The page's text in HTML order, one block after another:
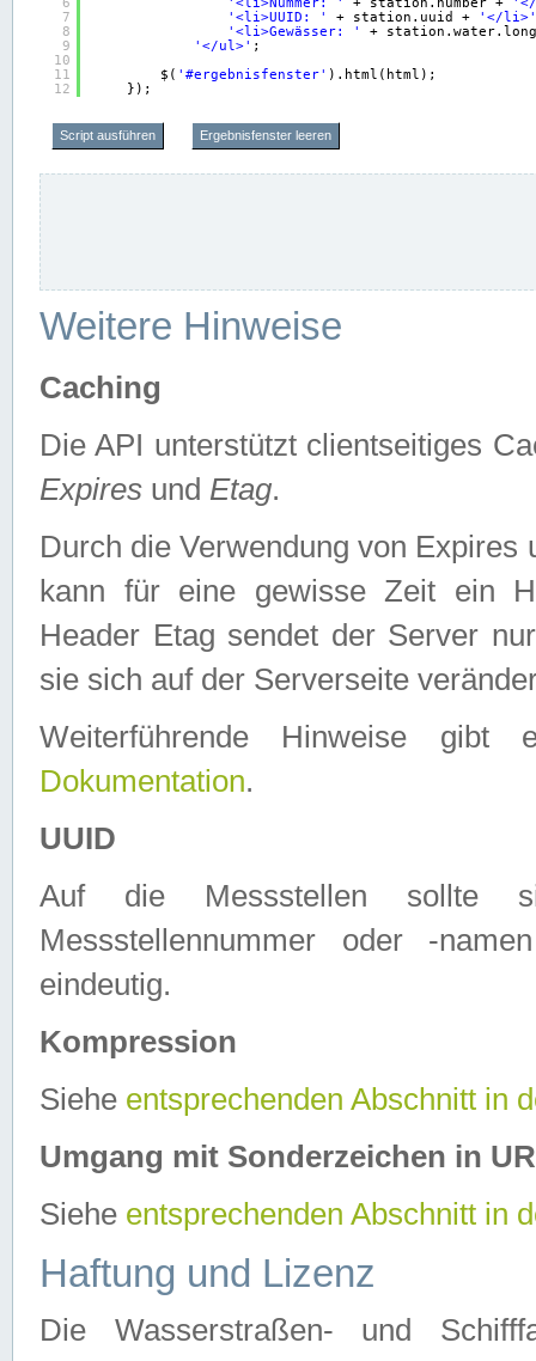
7
8
9
10
11
12
'<li>UUID: '
+ station.uuid +
'</li>'
'<li>Gewässer: '
+
'</ul>' ;
$( '#ergebnisfenster' ).html(html);
});
Script ausführen Ergebnisfenster leeren
Weitere Hinweise
Caching
Die API unterstützt clientseitiges
Expires und Etag.
Durch die Verwendung von
kann für eine gewisse Zeit ein
Header Etag sendet der Server
sie sich auf der Serverseite
Weiterführende Hinweise
Dokumentation.
UUID
Auf die Messstellen sollte
Messstellennummer oder -
eindeutig.
Kompression
Siehe entsprechenden Abschnitt in
Umgang mit Sonderzeichen in
Siehe entsprechenden Abschnitt in
Haftung und Lizenz
Die Wasserstraßen- und